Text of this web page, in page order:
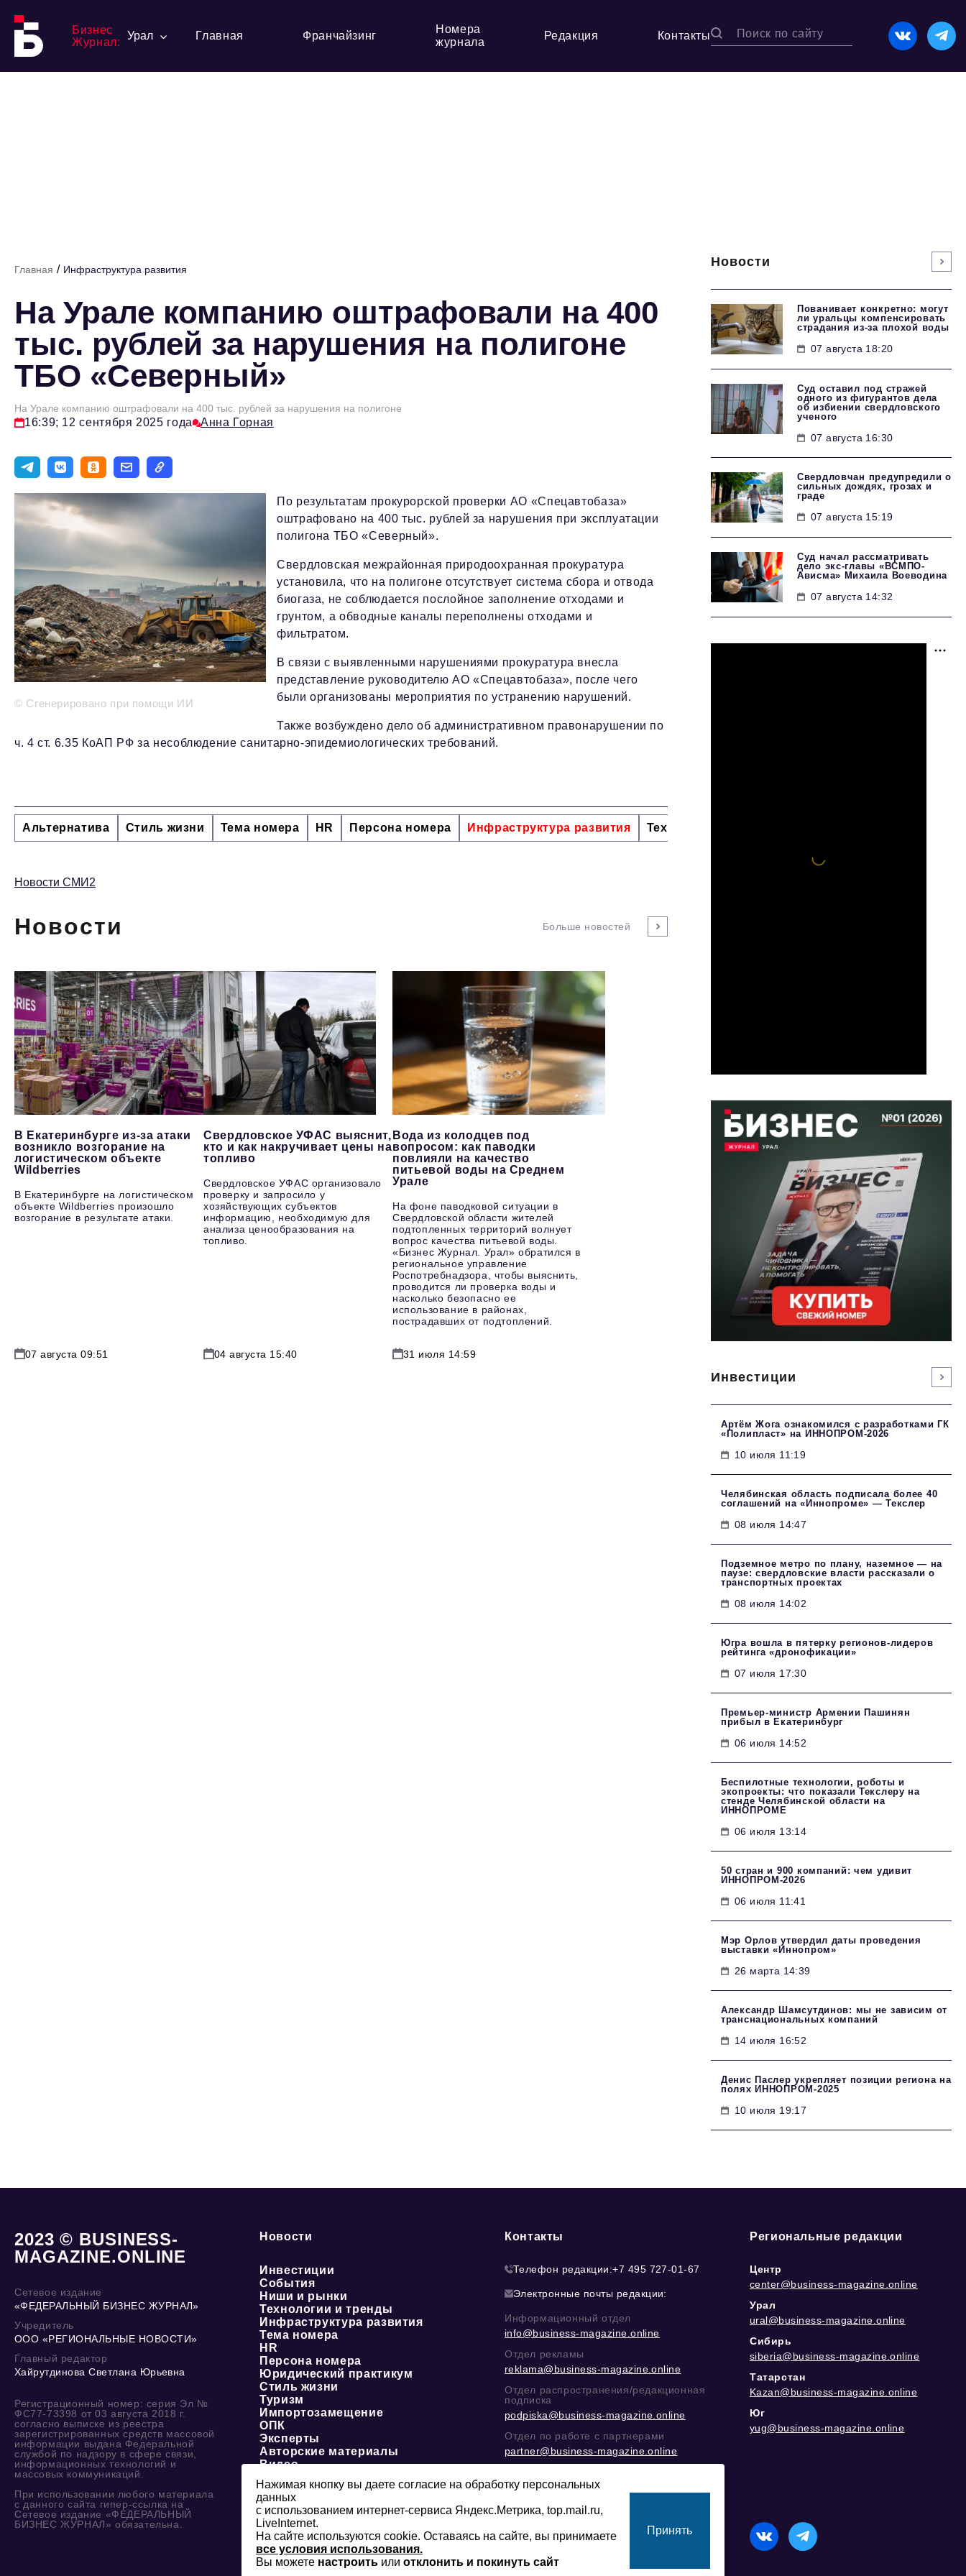
Бизнес
Журнал:
Урал Главная Франчайзинг
Номера
журнала
Редакция Контакты
Главная / Инфраструктура развития
На Урале компанию оштрафовали на 400
тыс. рублей за нарушения на полигоне
ТБО «Северный»
На Урале компанию оштрафовали на 400 тыс. рублей за нарушения на полигоне
16:39; 12 сентября 2025 года Анна Горная
© Сгенерировано при помощи ИИ
По результатам прокурорской проверки АО «Спецавтобаза»
оштрафовано на 400 тыс. рублей за нарушения при эксплуатации
полигона ТБО «Северный».
Свердловская межрайонная природоохранная прокуратура
установила, что на полигоне отсутствует система сбора и отвода
биогаза, не соблюдается послойное заполнение отходами и
грунтом, а обводные каналы переполнены отходами и
фильтратом.
В связи с выявленными нарушениями прокуратура внесла
представление руководителю АО «Спецавтобаза», после чего
были организованы мероприятия по устранению нарушений.
Также возбуждено дело об административном правонарушении по
ч. 4 ст. 6.35 КоАП РФ за несоблюдение санитарно-эпидемиологических требований.
Альтернатива Стиль жизни Тема номера HR Персона номера Инфраструктура развития Технологии и тренды
Новости СМИ2
Новости Больше новостей
В Екатеринбурге из-за атаки
возникло возгорание на
логистическом объекте
Wildberries
В Екатеринбурге на логистическом
объекте Wildberries произошло
возгорание в результате атаки.
07 августа 09:51
Свердловское УФАС выяснит,
кто и как накручивает цены на
топливо
Свердловское УФАС организовало
проверку и запросило у
хозяйствующих субъектов
информацию, необходимую для
анализа ценообразования на
топливо.
04 августа 15:40
Вода из колодцев под
вопросом: как паводки
повлияли на качество
питьевой воды на Среднем
Урале
На фоне паводковой ситуации в
Свердловской области жителей
подтопленных территорий волнует
вопрос качества питьевой воды.
«Бизнес Журнал. Урал» обратился в
региональное управление
Роспотребнадзора, чтобы выяснить,
проводится ли проверка воды и
насколько безопасно ее
использование в районах,
пострадавших от подтоплений.
31 июля 14:59
Новости
Пованивает конкретно: могут
ли уральцы компенсировать
страдания из-за плохой воды
07 августа 18:20
Суд оставил под стражей
одного из фигурантов дела
об избиении свердловского
ученого
07 августа 16:30
Свердловчан предупредили о
сильных дождях, грозах и
граде
07 августа 15:19
Суд начал рассматривать
дело экс-главы «ВСМПО-
Ависма» Михаила Воеводина
07 августа 14:32
Инвестиции
Артём Жога ознакомился с разработками ГК
«Полипласт» на ИННОПРОМ-2026
10 июля 11:19
Челябинская область подписала более 40
соглашений на «Иннопроме» — Текслер
08 июля 14:47
Подземное метро по плану, наземное — на
паузе: свердловские власти рассказали о
транспортных проектах
08 июля 14:02
Югра вошла в пятерку регионов-лидеров
рейтинга «дронофикации»
07 июля 17:30
Премьер-министр Армении Пашинян
прибыл в Екатеринбург
06 июля 14:52
Беспилотные технологии, роботы и
экопроекты: что показали Текслеру на
стенде Челябинской области на
ИННОПРОМЕ
06 июля 13:14
50 стран и 900 компаний: чем удивит
ИННОПРОМ‑2026
06 июля 11:41
Мэр Орлов утвердил даты проведения
выставки «Иннопром»
26 марта 14:39
Александр Шамсутдинов: мы не зависим от
транснациональных компаний
14 июля 16:52
Денис Паслер укрепляет позиции региона на
полях ИННОПРОМ-2025
10 июля 19:17
2023 © BUSINESS-
MAGAZINE.ONLINE
Сетевое издание
«ФЕДЕРАЛЬНЫЙ БИЗНЕС ЖУРНАЛ»
Учредитель
ООО «РЕГИОНАЛЬНЫЕ НОВОСТИ»
Главный редактор
Хайрутдинова Светлана Юрьевна
Регистрационный номер: серия Эл №
ФС77-73398 от 03 августа 2018 г.
согласно выписке из реестра
зарегистрированных средств массовой
информации выдана Федеральной
службой по надзору в сфере связи,
информационных технологий и
массовых коммуникаций.
При использовании любого материала
с данного сайта гипер-ссылка на
Сетевое издание «ФЕДЕРАЛЬНЫЙ
БИЗНЕС ЖУРНАЛ» обязательна.
Новости
Инвестиции
События
Ниши и рынки
Технологии и тренды
Инфраструктура развития
Тема номера
HR
Персона номера
Юридический практикум
Стиль жизни
Туризм
Импортозамещение
ОПК
Эксперты
Авторские материалы
Видео
Контакты
Телефон редакции:+7 495 727-01-67
Электронные почты редакции:
Информационный отдел
info@business-magazine.online
Отдел рекламы
reklama@business-magazine.online
Отдел распространения/редакционная
подписка
podpiska@business-magazine.online
Отдел по работе с партнерами
partner@business-magazine.online
@mazovилиMAX
16+
Сайт может содержать контент, не предназначенный для лиц
младше 16-ти лет.
Региональные редакции
Центр
center@business-magazine.online
Урал
ural@business-magazine.online
Сибирь
siberia@business-magazine.online
Татарстан
Kazan@business-magazine.online
Юг
yug@business-magazine.online
Нажимая кнопку вы даете согласие на обработку персональных
данных
с использованием интернет-сервиса Яндекс.Метрика, top.mail.ru,
LiveInternet.
На сайте используются cookie. Оставаясь на сайте, вы принимаете
все условия использования.
Вы можете настроить или отклонить и покинуть сайт
Принять